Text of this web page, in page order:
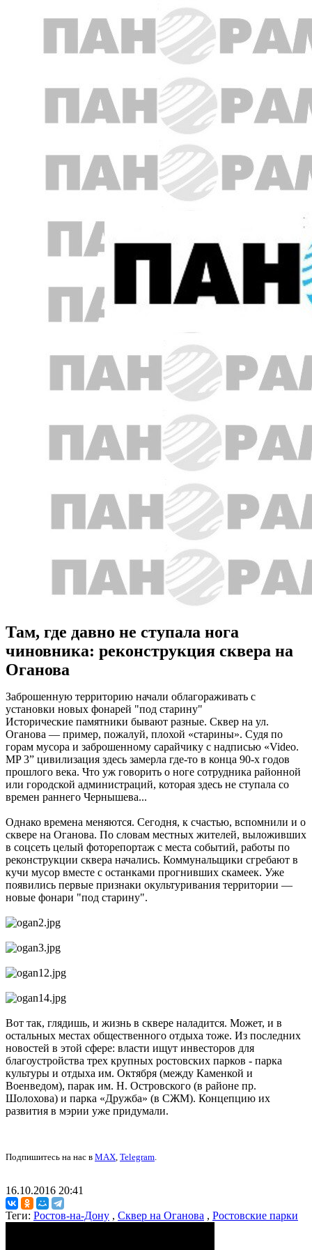
Там, где давно не ступала нога
чиновника: реконструкция сквера на
Оганова
Заброшенную территорию начали облагораживать с
установки новых фонарей "под старину"
Исторические памятники бывают разные. Сквер на ул.
Оганова — пример, пожалуй, плохой «старины». Судя по
горам мусора и заброшенному сарайчику с надписью «Video.
MP 3” цивилизация здесь замерла где-то в конца 90-х годов
прошлого века. Что уж говорить о ноге сотрудника районной
или городской администраций, которая здесь не ступала со
времен раннего Чернышева...
Однако времена меняются. Сегодня, к счастью, вспомнили и о
сквере на Оганова. По словам местных жителей, выложивших
в соцсеть целый фоторепортаж с места событий, работы по
реконструкции сквера начались. Коммунальщики сгребают в
кучи мусор вместе с останками прогнивших скамеек. Уже
появились первые признаки окультуривания территории —
новые фонари "под старину".
Вот так, глядишь, и жизнь в сквере наладится. Может, и в
остальных местах общественного отдыха тоже. Из последних
новостей в этой сфере: власти ищут инвесторов для
благоустройства трех крупных ростовских парков - парка
культуры и отдыха им. Октября (между Каменкой и
Военведом), парак им. Н. Островского (в районе пр.
Шолохова) и парка «Дружба» (в СЖМ). Концепцию их
развития в мэрии уже придумали.
Подпишитесь на нас в MAX, Telegram.
16.10.2016 20:41
Теги: Ростов-на-Дону , Сквер на Оганова , Ростовские парки